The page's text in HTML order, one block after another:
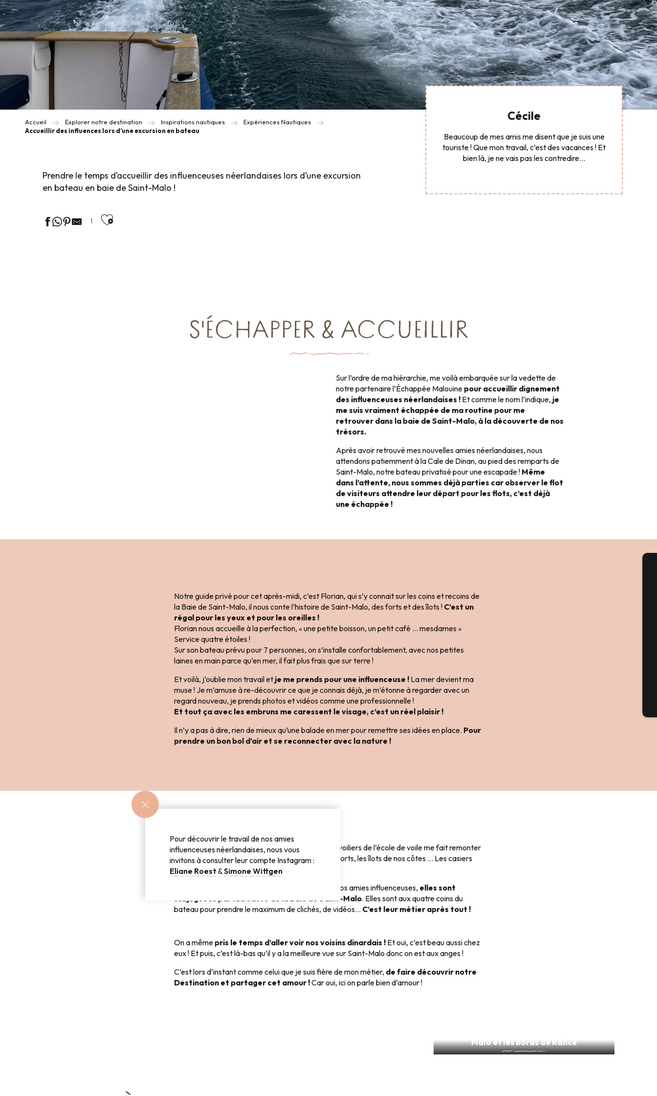
Accueil Explorer notre destination Inspirations nautiques
Expériences Nautiques
Accueillir des influences lors d’une excursion en bateau
Prendre le temps d’accueillir des influenceuses néerlandaises lors d’une excursion
en bateau en baie de Saint-Malo !
Ajouter aux favoris
Cécile
Beaucoup de mes amis me disent que je suis une
touriste ! Que mon travail, c’est des vacances ! Et
bien là, je ne vais pas les contredire…
S'ÉCHAPPER & ACCUEILLIR
Sur l’ordre de ma hiérarchie, me voilà embarquée sur la vedette de
notre partenaire l’Échappée Malouine pour accueillir dignement
des influenceuses néerlandaises ! Et comme le nom l’indique, je
me suis vraiment échappée de ma routine pour me
retrouver dans la baie de Saint-Malo, à la découverte de nos
trésors.
Après avoir retrouvé mes nouvelles amies néerlandaises, nous
attendons patiemment à la Cale de Dinan, au pied des remparts de
Saint-Malo, notre bateau privatisé pour une escapade ! Même
dans l’attente, nous sommes déjà parties car observer le flot
de visiteurs attendre leur départ pour les flots, c’est déjà
une échappée !
Notre guide privé pour cet après-midi, c’est Florian, qui s’y connait sur les coins et recoins de
la Baie de Saint-Malo, il nous conte l’histoire de Saint-Malo, des forts et des îlots ! C’est un
régal pour les yeux et pour les oreilles !
Florian nous accueille à la perfection, « une petite boisson, un petit café … mesdames »
Service quatre étoiles !
Sur son bateau prévu pour 7 personnes, on s’installe confortablement, avec nos petites
laines en main parce qu’en mer, il fait plus frais que sur terre !
Et voilà, j’oublie mon travail et je me prends pour une influenceuse ! La mer devient ma
muse ! Je m’amuse à re-découvrir ce que je connais déjà, je m’étonne à regarder avec un
regard nouveau, je prends photos et vidéos comme une professionnelle !
Et tout ça avec les embruns me caressent le visage, c’est un réel plaisir !
Il n’y a pas à dire, rien de mieux qu’une balade en mer pour remettre ses idées en place. Pour
prendre un bon bol d’air et se reconnecter avec la nature !
Pour découvrir le travail de nos amies
influenceuses néerlandaises, nous vous
invitons à consulter leur compte Instagram :
Eliane Roest &Simone Wittgen
Nous allons de rencontre en rencontre, des petits voiliers de l’école de voile me fait remonter
des souvenirs d’enfance de stage de voile … Des forts, les îlots de nos côtes … Les casiers
des pêcheurs…Florian nous explique tout !
Je traduis quelques informations en anglais pour nos amies influenceuses, elles sont
subjuguées par la beauté de la Baie de Saint-Malo. Elles sont aux quatre coins du
bateau pour prendre le maximum de clichés, de vidéos… C’est leur métier après tout !
On a même pris le temps d’aller voir nos voisins dinardais ! Et oui, c’est beau aussi chez
eux ! Et puis, c’est là-bas qu’il y a la meilleure vue sur Saint-Malo donc on est aux anges !
C’est lors d’instant comme celui que je suis fière de mon métier, de faire découvrir notre
Destination et partager cet amour !Car oui, ici on parle bien d’amour !
Malo et les bords de Rance